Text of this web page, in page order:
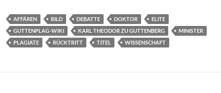
AFFÄREN BILD DEBATTE DOKTOR
ELITE
GUTTENPLAG-WIKI
KARL THEODOR ZU GUTTENBERG
MINISTER
PLAGIATE
RÜCKTRITT TITEL WISSENSCHAFT